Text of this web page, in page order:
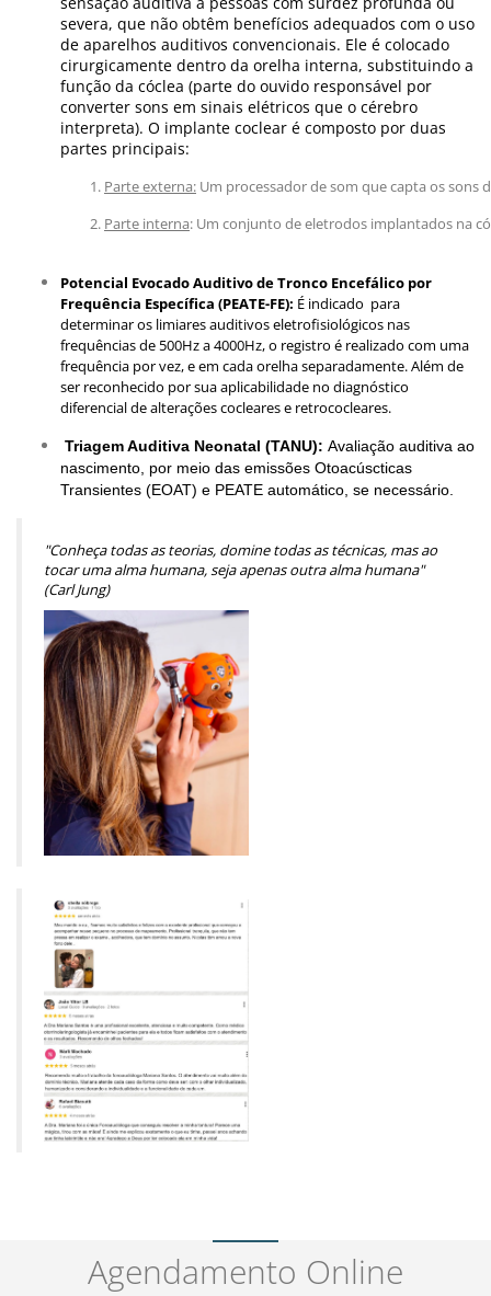
severa, que não obtêm benefícios adequados com o uso
de aparelhos auditivos convencionais. Ele é colocado
cirurgicamente dentro da orelha interna, substituindo a
função da cóclea (parte do ouvido responsável por
converter sons em sinais elétricos que o cérebro
interpreta). O implante coclear é composto por duas
partes principais:
Parte externa: Um processador de som que capta os sons
Parte interna: Um conjunto de eletrodos implantados na
Potencial Evocado Auditivo de Tronco Encefálico por
Frequência Específica (PEATE-FE): É indicado para
determinar os limiares auditivos eletrofisiológicos nas
frequências de 500Hz a 4000Hz, o registro é realizado com uma
frequência por vez, e em cada orelha separadamente. Além de
ser reconhecido por sua aplicabilidade no diagnóstico
diferencial de alterações cocleares e retrococleares.
Triagem Auditiva Neonatal (TANU): Avaliação auditiva ao
nascimento, por meio das emissões Otoacúscticas
Transientes (EOAT) e PEATE automático, se necessário.
"Conheça todas as teorias, domine todas as técnicas, mas ao
tocar uma alma humana, seja apenas outra alma humana"
(Carl Jung)
Agendamento Online